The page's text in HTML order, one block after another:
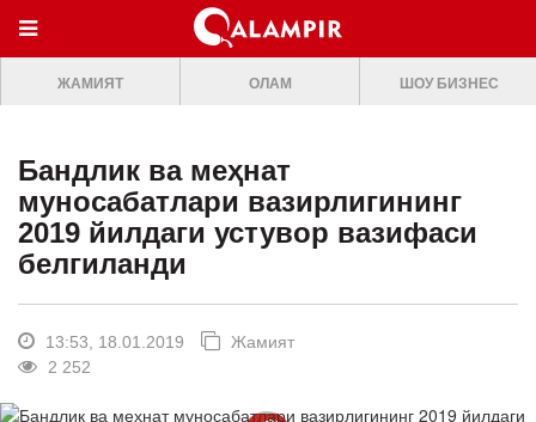
МЕНЮ
ONLINE TV
ЖАМИЯТ
ОЛАМ
ШОУ-БИЗНЕС
Мусиқа
Клип
ЖАМИЯТ ОЛАМ ШОУ БИЗНЕС
Бандлик ва меҳнат
муносабатлари вазирлигининг
2019 йилдаги устувор вазифаси
белгиланди
13:53, 18.01.2019
Жамият
2 252